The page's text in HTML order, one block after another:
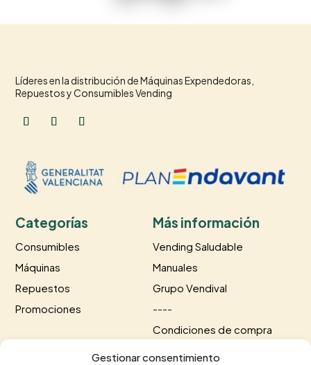
Gestionar consentimiento
Líderes en la distribución de Máquinas Expendedoras,
Repuestos y Consumibles Vending
Categorías
Consumibles
Máquinas
Repuestos
Promociones
Más información
Vending Saludable
Manuales
Grupo Vendival
----
Condiciones de compra